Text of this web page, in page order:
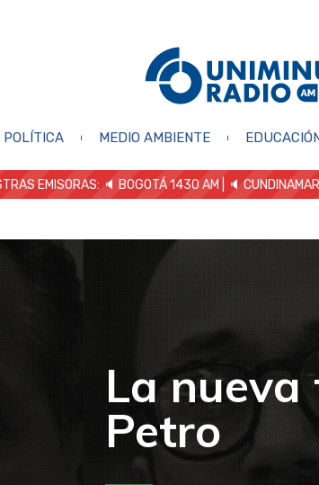
POLÍTICA MEDIO AMBIENTE
EMISORAS: 🔈 BOGOTÁ 1430 AM | 🔈
La nueva
Petro